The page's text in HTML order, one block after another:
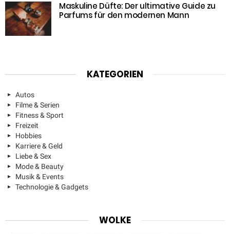
Maskuline Düfte: Der ultimative Guide zu
Parfums für den modernen Mann
KATEGORIEN
Autos
Filme & Serien
Fitness & Sport
Freizeit
Hobbies
Karriere & Geld
Liebe & Sex
Mode & Beauty
Musik & Events
Technologie & Gadgets
WOLKE